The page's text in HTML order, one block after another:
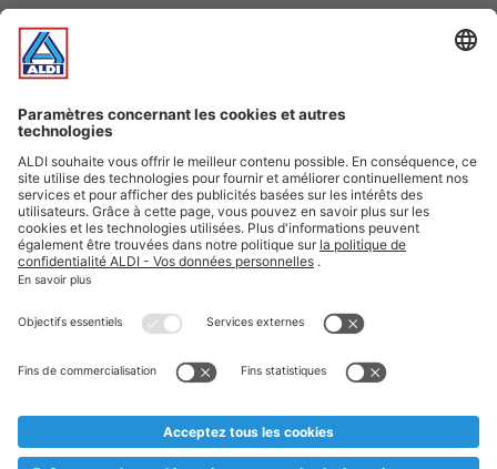
Offres
Infos essentielles
Suivez ALDI Belgique
Textes marqués d'un astérisque et mentions légales
* Nous vendons ces articles temporairement et jusqu'à
au cas où, malgré le planning bien étudié, nous serions
prématurément en rupture de stock. Prix Recupel et TVA incl.
** Sur ce site, l’utilisation de la forme masculine a été adoptée